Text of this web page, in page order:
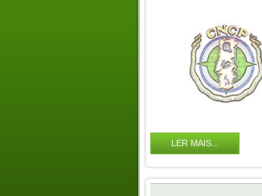
LER MAIS...